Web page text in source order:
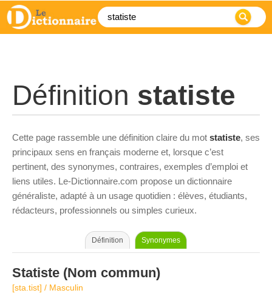
Définition statiste
Cette page rassemble une définition claire du mot statiste, ses
principaux sens en français moderne et, lorsque c’est
pertinent, des synonymes, contraires, exemples d’emploi et
liens utiles. Le-Dictionnaire.com propose un dictionnaire
généraliste, adapté à un usage quotidien : élèves, étudiants,
rédacteurs, professionnels ou simples curieux.
Définition Synonymes
Statiste (Nom commun)
[sta.tist] / Masculin